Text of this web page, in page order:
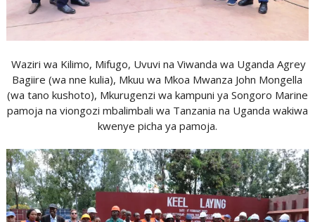
Waziri wa Kilimo, Mifugo, Uvuvi na Viwanda wa Uganda Agrey
Bagiire (wa nne kulia), Mkuu wa Mkoa Mwanza John Mongella
(wa tano kushoto), Mkurugenzi wa kampuni ya Songoro Marine
pamoja na viongozi mbalimbali wa Tanzania na Uganda wakiwa
kwenye picha ya pamoja.